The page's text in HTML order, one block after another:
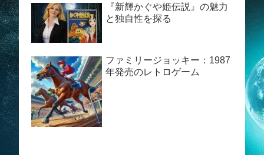
『新輝かぐや姫伝説』の魅力
と独自性を探る
ファミリージョッキー：1987
年発売のレトロゲーム